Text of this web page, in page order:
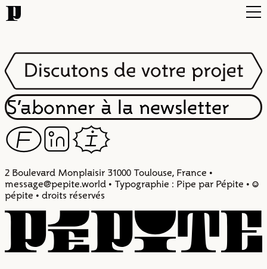
Typo
Infos
Contact
S’abonner à la newsletter
FZI
2 Boulevard Monplaisir 31000 Toulouse, France •
message@pepite.world • Typographie : Pipe par Pépite • :)
pépite • droits réservés